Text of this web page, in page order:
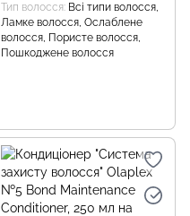
Тип волосся Всі типи волосся,
Ламке волосся, Ослаблене
волосся, Пористе волосся,
Пошкоджене волосся